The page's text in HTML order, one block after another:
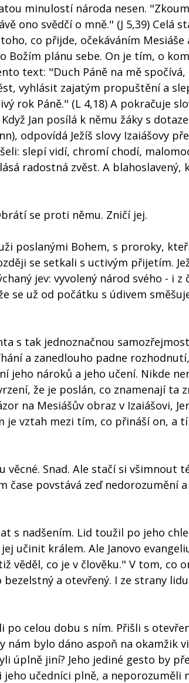
minulostí národa nesen.
ono svědčí o mně." (J 5,39) Celá
co přijde, očekáváním Mesiáše
plánu sebe. On je tím, o
text: "Duch Páně na mě
vyhlásit zajatým propuštění a
rok Páně." (L 4,18) A pokračuje
Jan posílá k němu žáky s
odpovídá Ježíš slovy Izaiášovy
slepí vidí, chromí chodí,
radostná zvěst. A blahoslavený,
se proti němu. Zničí jej.
poslanými Bohem, s proroky,
se setkali s uctivým přijetím.
jev: vyvolený národ svého - i
se už od počátku s údivem
s tak jednoznačnou
a zanedlouho padne
jeho nároků a jeho učení. Nikde
že je poslán, co znamenají ta
na Mesiášův obraz v Izaiášovi,
vztah mezi tím, co přináší on, a
Snad. Ale stačí si všimnout
čase povstává zeď nedorozumění
s nadšením. Lid toužil po jeho
učinit králem. Ale Janovo
věděl, co je v člověku." V tom, co
a otevřený. I ze strany
po celou dobu s ním. Přišli s
nám bylo dáno aspoň na okamžik
úplně jiní? Jeho jediné gesto by
učedníci plně, a neporozuměli